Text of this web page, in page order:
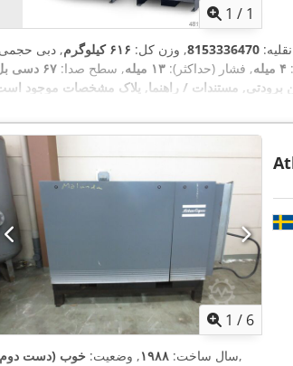
1 / 1
8153336470, وزن کل: ۶۱۶ کیلوگرم
, دبی
۴ میله , فشار (حداکثر): ۱۳ میله , سطح صدا:
مستندات / راهنما, پلاک مشخصات موجود
1 / 6
سال ساخت: ۱۹۸۸, وضعیت: خوب (دست ,